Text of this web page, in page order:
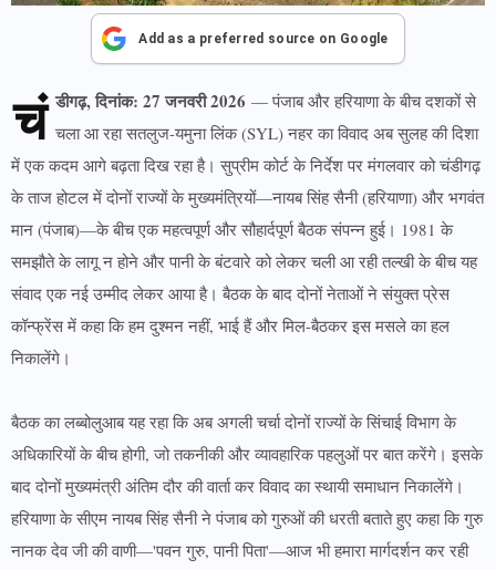
Add as a preferred source on Google
चं डीगढ़, दिनांक: 27 जनवरी 2026 — पंजाब और हरियाणा के बीच दशकों से
चला आ रहा सतलुज-यमुना लिंक (SYL) नहर का विवाद अब सुलह की दिशा
में एक कदम आगे बढ़ता दिख रहा है। सुप्रीम कोर्ट के निर्देश पर मंगलवार को चंडीगढ़
के ताज होटल में दोनों राज्यों के मुख्यमंत्रियों—नायब सिंह सैनी (हरियाणा) और भगवंत
मान (पंजाब)—के बीच एक महत्वपूर्ण और सौहार्दपूर्ण बैठक संपन्न हुई। 1981 के
समझौते के लागू न होने और पानी के बंटवारे को लेकर चली आ रही तल्खी के बीच यह
संवाद एक नई उम्मीद लेकर आया है। बैठक के बाद दोनों नेताओं ने संयुक्त प्रेस
कॉन्फ्रेंस में कहा कि हम दुश्मन नहीं, भाई हैं और मिल-बैठकर इस मसले का हल
निकालेंगे।
बैठक का लब्बोलुआब यह रहा कि अब अगली चर्चा दोनों राज्यों के सिंचाई विभाग के
अधिकारियों के बीच होगी, जो तकनीकी और व्यावहारिक पहलुओं पर बात करेंगे। इसके
बाद दोनों मुख्यमंत्री अंतिम दौर की वार्ता कर विवाद का स्थायी समाधान निकालेंगे।
हरियाणा के सीएम नायब सिंह सैनी ने पंजाब को गुरुओं की धरती बताते हुए कहा कि गुरु
नानक देव जी की वाणी—'पवन गुरु, पानी पिता'—आज भी हमारा मार्गदर्शन कर रही